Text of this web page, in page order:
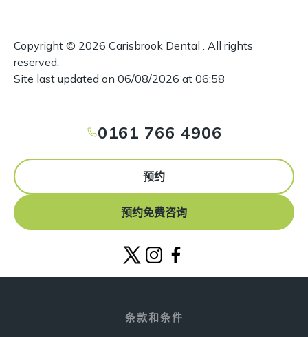
Copyright © 2026 Carisbrook Dental . All rights
reserved.
Site last updated on 06/08/2026 at 06:58
0161 766 4906
预约
预约免费咨询
条款和条件